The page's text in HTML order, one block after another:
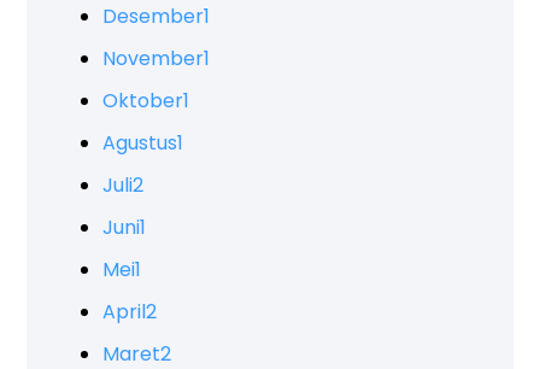
Desember1
November1
Oktober1
Agustus1
Juli2
Juni1
Mei1
April2
Maret2